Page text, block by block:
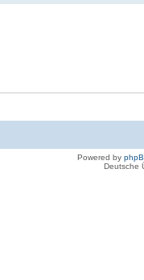
Powered by
Deutsche